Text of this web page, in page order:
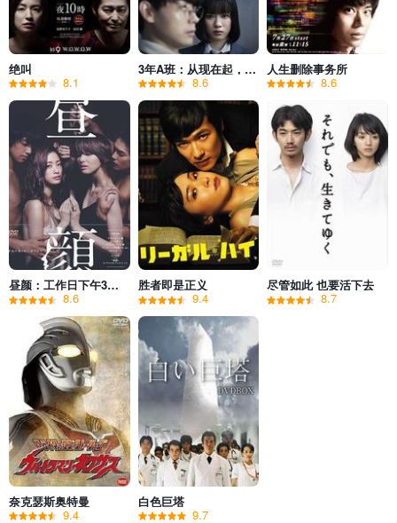
绝叫
8.1
3年A班：从现在起，大家都是人质
8.6
人生删除事务所
8.6
昼颜：工作日下午3点的恋人们
8.6
胜者即是正义
9.4
尽管如此 也要活下去
8.7
奈克瑟斯奥特曼
9.4
白色巨塔
9.7